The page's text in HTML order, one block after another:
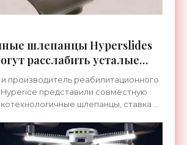
шлепанцы Hyperslides
расслабить усталые
- «Гаджеты»
производитель реабилитационного
представили совместную
шлепанцы, ставка в